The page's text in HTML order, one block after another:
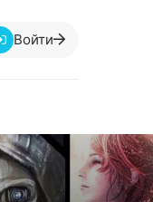
Войти